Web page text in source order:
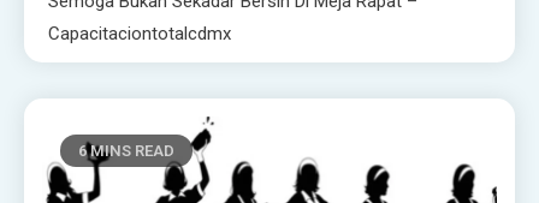
Capacitaciontotalcdmx
6 MINS READ